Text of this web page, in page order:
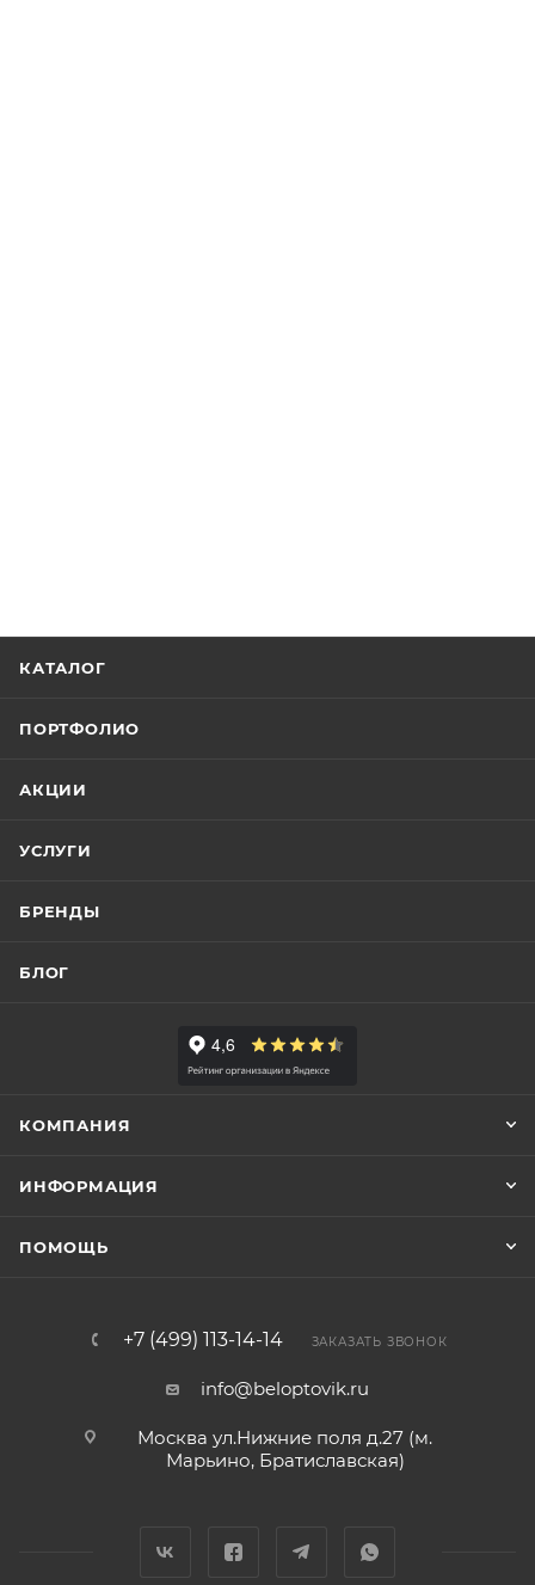
КАТАЛОГ
ПОРТФОЛИО
АКЦИИ
УСЛУГИ
БРЕНДЫ
БЛОГ
КОМПАНИЯ
ИНФОРМАЦИЯ
ПОМОЩЬ
+7 (499) 113-14-14 ЗАКАЗАТЬ ЗВОНОК
info@beloptovik.ru
Москва ул.Нижние поля д.27 (м.
Марьино, Братиславская)